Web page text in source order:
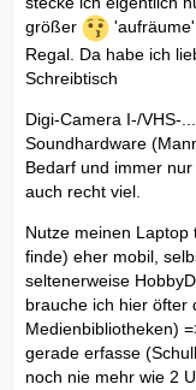
größer
Regal. Da habe ich
Schreibtisch
Digi-Camera I-/VHS-
Soundhardware
Bedarf und immer
auch recht viel.
Nutze meinen Laptop
finde) eher mobil,
seltenerweise
brauche ich hier öfter
Medienbibliotheken)
gerade erfasse
noch nie mehr wie 2